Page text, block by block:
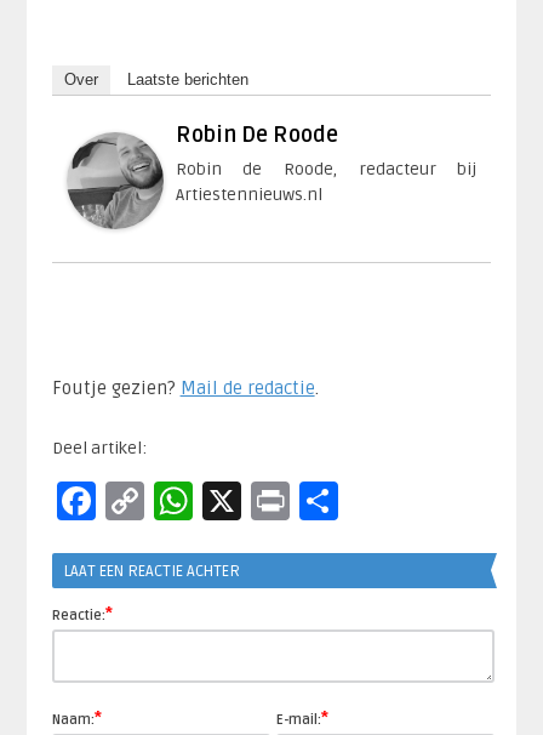
Over Laatste berichten
Robin De Roode
Robin de Roode, redacteur bij
Artiestennieuws.nl
Foutje gezien? Mail de redactie.​
Deel artikel:
Facebook
CopyWhatsApp
X PrintDelen
LAAT EEN REACTIE ACHTER
Reactie:*
Naam:* E-mail:*